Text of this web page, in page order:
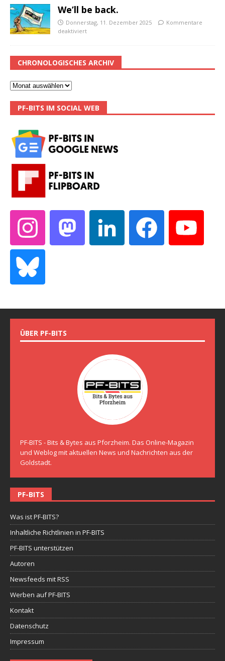
We’ll be back.
Donnerstag, 11. Dezember 2025
Kommentare
deaktiviert
CHRONOLOGISCHES ARCHIV
PF-BITS IM SOCIAL WEB
ÜBER PF-BITS
PF-BITS - Bits & Bytes aus Pforzheim. Das Online-Magazin
und Weblog mit aktuellen News und Nachrichten aus der
Goldstadt.
PF-BITS
Was ist PF-BITS?
Inhaltliche Richtlinien in PF-BITS
PF-BITS unterstützen
Autoren
Newsfeeds mit RSS
Werben auf PF-BITS
Kontakt
Datenschutz
Impressum